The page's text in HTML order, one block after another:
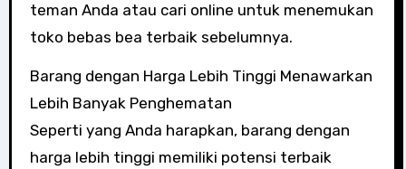
teman Anda atau cari online untuk menemukan
toko bebas bea terbaik sebelumnya.
Barang dengan Harga Lebih Tinggi Menawarkan
Lebih Banyak Penghematan
Seperti yang Anda harapkan, barang dengan
harga lebih tinggi memiliki potensi terbaik